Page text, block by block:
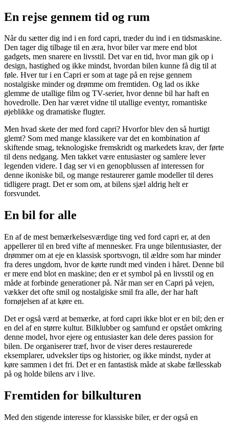
En rejse gennem tid og rum
Når du sætter dig ind i en ford capri, træder du ind i en tidsmaskine.
Den tager dig tilbage til en æra, hvor biler var mere end blot
gadgets, men snarere en livsstil. Det var en tid, hvor man gik op i
design, hastighed og ikke mindst, hvordan bilen kunne få dig til at
føle. Hver tur i en Capri er som at tage på en rejse gennem
nostalgiske minder og drømme om fremtiden. Og lad os ikke
glemme de utallige film og TV-serier, hvor denne bil har haft en
hovedrolle. Den har været vidne til utallige eventyr, romantiske
øjeblikke og dramatiske flugter.
Men hvad skete der med ford capri? Hvorfor blev den så hurtigt
glemt? Som med mange klassikere var det en kombination af
skiftende smag, teknologiske fremskridt og markedets krav, der førte
til dens nedgang. Men takket være entusiaster og samlere lever
legenden videre. I dag ser vi en genopblussen af interessen for
denne ikoniske bil, og mange restaurerer gamle modeller til deres
tidligere pragt. Det er som om, at bilens sjæl aldrig helt er
forsvundet.
En bil for alle
En af de mest bemærkelsesværdige ting ved ford capri er, at den
appellerer til en bred vifte af mennesker. Fra unge bilentusiaster, der
drømmer om at eje en klassisk sportsvogn, til ældre som har minder
fra deres ungdom, hvor de kørte rundt med vinden i håret. Denne bil
er mere end blot en maskine; den er et symbol på en livsstil og en
måde at forbinde generationer på. Når man ser en Capri på vejen,
vækker det ofte smil og nostalgiske smil fra alle, der har haft
fornøjelsen af at køre en.
Det er også værd at bemærke, at ford capri ikke blot er en bil; den er
en del af en større kultur. Bilklubber og samfund er opstået omkring
denne model, hvor ejere og entusiaster kan dele deres passion for
bilen. De organiserer træf, hvor de viser deres restaurerede
eksemplarer, udveksler tips og historier, og ikke mindst, nyder at
køre sammen i det fri. Det er en fantastisk måde at skabe fællesskab
på og holde bilens arv i live.
Fremtiden for bilkulturen
Med den stigende interesse for klassiske biler, er der også en